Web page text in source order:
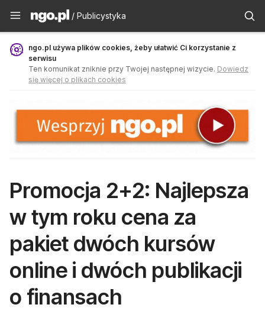
Publicystyka - ngo.pl
/ Publicystyka
ngo.pl używa plików cookies, żeby ułatwić Ci korzystanie z
serwisu
Ten komunikat zniknie przy Twojej następnej wizycie. Dowiedz
się więcej o plikach cookies
Promocja 2+2: Najlepsza
w tym roku cena za
pakiet dwóch kursów
online i dwóch publikacji
o finansach